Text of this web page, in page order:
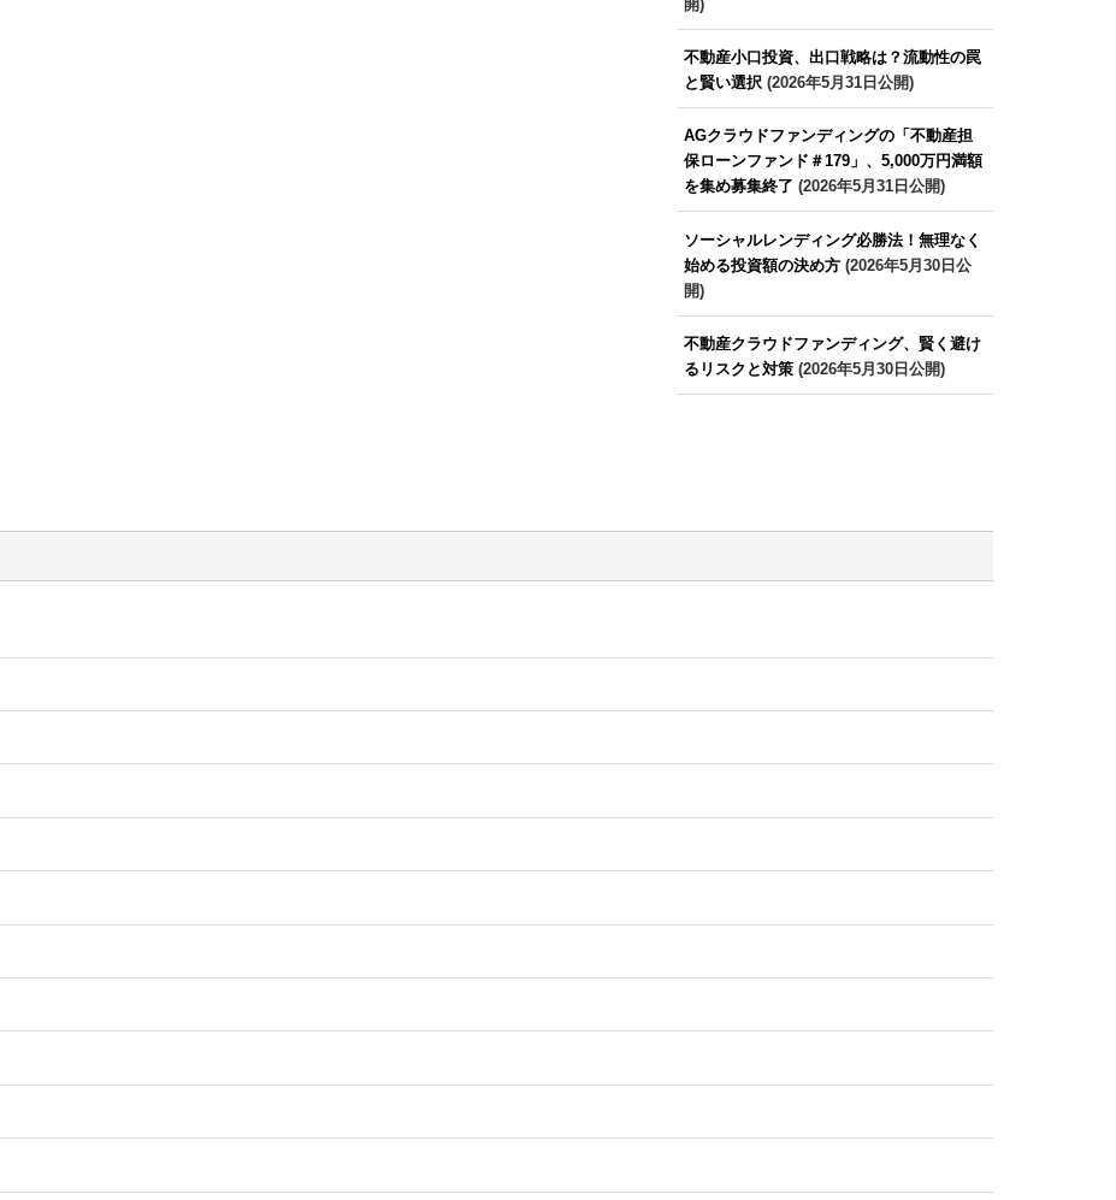
開)
不動産小口投資、出口戦略は？流動性の罠
と賢い選択(2026年5月31日公開)
AGクラウドファンディングの「不動産担
保ローンファンド＃179」、5,000万円満額
を集め募集終了 (2026年5月31日公開)
ソーシャルレンディング必勝法！無理なく
始める投資額の決め方(2026年5月30日公
開)
不動産クラウドファンディング、賢く避け
るリスクと対策(2026年5月30日公開)